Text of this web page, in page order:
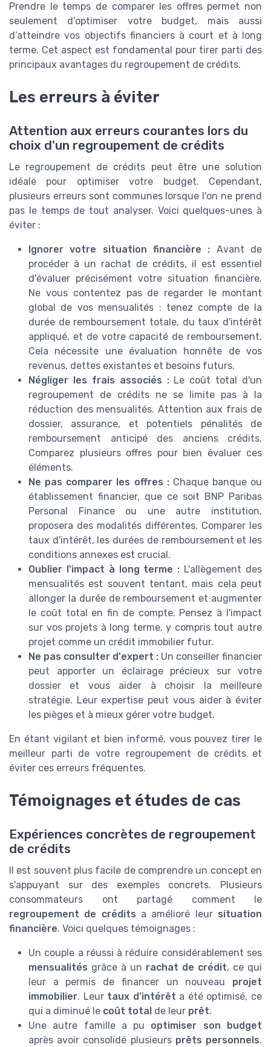
Prendre le temps de comparer les offres permet non
seulement d’optimiser votre budget, mais aussi
d’atteindre vos objectifs financiers à court et à long
terme. Cet aspect est fondamental pour tirer parti des
principaux avantages du regroupement de crédits.
Les erreurs à éviter
Attention aux erreurs courantes lors du
choix d'un regroupement de crédits
Le regroupement de crédits peut être une solution
idéale pour optimiser votre budget. Cependant,
plusieurs erreurs sont communes lorsque l'on ne prend
pas le temps de tout analyser. Voici quelques-unes à
éviter :
Ignorer votre situation financière : Avant de
procéder à un rachat de crédits, il est essentiel
d'évaluer précisément votre situation financière.
Ne vous contentez pas de regarder le montant
global de vos mensualités : tenez compte de la
durée de remboursement totale, du taux d'intérêt
appliqué, et de votre capacité de remboursement.
Cela nécessite une évaluation honnête de vos
revenus, dettes existantes et besoins futurs.
Négliger les frais associés :Le coût total d'un
regroupement de crédits ne se limite pas à la
réduction des mensualités. Attention aux frais de
dossier, assurance, et potentiels pénalités de
remboursement anticipé des anciens crédits.
Comparez plusieurs offres pour bien évaluer ces
éléments.
Ne pas comparer les offres :Chaque banque ou
établissement financier, que ce soit BNP Paribas
Personal Finance ou une autre institution,
proposera des modalités différentes. Comparer les
taux d'intérêt, les durées de remboursement et les
conditions annexes est crucial.
Oublier l'impact à long terme : L'allègement des
mensualités est souvent tentant, mais cela peut
allonger la durée de remboursement et augmenter
le coût total en fin de compte. Pensez à l'impact
sur vos projets à long terme, y compris tout autre
projet comme un crédit immobilier futur.
Ne pas consulter d'expert : Un conseiller financier
peut apporter un éclairage précieux sur votre
dossier et vous aider à choisir la meilleure
stratégie. Leur expertise peut vous aider à éviter
les pièges et à mieux gérer votre budget.
En étant vigilant et bien informé, vous pouvez tirer le
meilleur parti de votre regroupement de crédits et
éviter ces erreurs fréquentes.
Témoignages et études de cas
Expériences concrètes de regroupement
de crédits
Il est souvent plus facile de comprendre un concept en
s'appuyant sur des exemples concrets. Plusieurs
consommateurs ont partagé comment le
regroupement de crédits a amélioré leur situation
financière. Voici quelques témoignages :
Un couple a réussi à réduire considérablement ses
mensualités grâce à un rachat de crédit, ce qui
leur a permis de financer un nouveau projet
immobilier. Leur taux d'intérêt a été optimisé, ce
qui a diminué le coût total de leur prêt.
Une autre famille a pu optimiser son budget
après avoir consolidé plusieurs prêts personnels.